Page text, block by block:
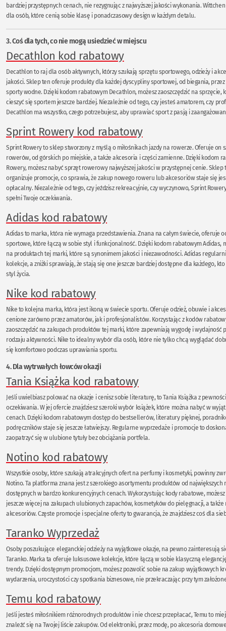
bardziej przystępnych cenach, nie rezygnując z najwyższej jakości wykonania.
dla osób, które cenią sobie klasę i ponadczasowy design w każdym detalu.
3. Coś dla tych, co nie mogą usiedzieć w miejscu
Decathlon kod rabatowy
Decathlon to raj dla osób aktywnych, którzy szukają sprzętu sportowego, odzieży i
jakości. Sklep ten oferuje produkty dla każdej dyscypliny sportowej, od biegania,
sporty wodne. Dzięki kodom rabatowym Decathlon, możesz zaoszczędzić na sprzęcie,
cieszyć się sportem jeszcze bardziej. Niezależnie od tego, czy jesteś amatorem, czy
Decathlon ma wszystko, czego potrzebujesz, aby uprawiać sport z pasją i
Sprint Rowery kod rabatowy
Sprint Rowery to sklep stworzony z myślą o miłośnikach jazdy na rowerze. Oferuje on
rowerów, od górskich po miejskie, a także akcesoria i części zamienne. Dzięki kodom
Rowery, możesz nabyć sprzęt rowerowy najwyższej jakości w przystępnej cenie. Sklep
organizuje promocje, co sprawia, że zakup nowego roweru lub akcesoriów staje się
opłacalny. Niezależnie od tego, czy jeździsz rekreacyjnie, czy wyczynowo, Sprint
spełni Twoje oczekiwania.
Adidas kod rabatowy
Adidas to marka, która nie wymaga przedstawienia. Znana na całym świecie, oferuje
sportowe, które łączą w sobie styl i funkcjonalność. Dzięki kodom rabatowym Adidas,
na produktach tej marki, które są synonimem jakości i niezawodności. Adidas
kolekcje, a zniżki sprawiają, że stają się one jeszcze bardziej dostępne dla każdego,
styl życia.
Nike kod rabatowy
Nike to kolejna marka, która jest ikoną w świecie sportu. Oferuje odzież, obuwie i
cenione zarówno przez amatorów, jak i profesjonalistów. Korzystając z kodów
zaoszczędzić na zakupach produktów tej marki, które zapewniają wygodę i wydajność
rodzaju aktywności. Nike to idealny wybór dla osób, które nie tylko chcą wyglądać
się komfortowo podczas uprawiania sportu.
4. Dla wytrwałych łowców okazji
Tania Książka kod rabatowy
Jeśli uwielbiasz polować na okazje i cenisz sobie literaturę, to Tania Książka z
oczekiwania. W jej ofercie znajdziesz szeroki wybór książek, które można nabyć w
cenach. Dzięki kodom rabatowym dostęp do bestsellerów, literatury pięknej,
podręczników staje się jeszcze łatwiejszy. Regularne wyprzedaże i promocje to
zaopatrzyć się w ulubione tytuły bez obciążania portfela.
Notino kod rabatowy
Wszystkie osoby, które szukają atrakcyjnych ofert na perfumy i kosmetyki, powinny
Notino. Ta platforma znana jest z szerokiego asortymentu produktów od największych
dostępnych w bardzo konkurencyjnych cenach. Wykorzystując kody rabatowe, możesz
jeszcze więcej na zakupach ulubionych zapachów, kosmetyków do pielęgnacji, a
akcesoriów. Częste promocje i specjalne oferty to gwarancja, że znajdziesz coś dla
Taranko Wyprzedaż
Osoby poszukujące eleganckiej odzieży na wyjątkowe okazje, na pewno zainteresują
Taranko. Marka ta oferuje luksusowe kolekcje, które łączą w sobie klasyczną
trendy. Dzięki dostępnym promocjom, możesz pozwolić sobie na zakup wyjątkowych
wydarzenia, uroczystości czy spotkania biznesowe, nie przekraczając przy tym
Temu kod rabatowy
Jeśli jesteś miłośnikiem różnorodnych produktów i nie chcesz przepłacać, Temu to
znaleźć się na Twojej liście zakupów. Od elektroniki, przez modę, po akcesoria